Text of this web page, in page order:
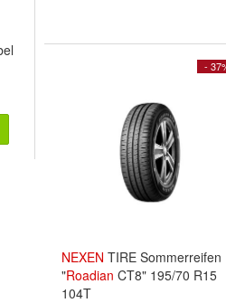
-
NEXEN TIRE Sommerreifen
"Roadian CT8" 195/70 R15
104T